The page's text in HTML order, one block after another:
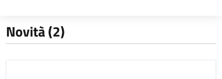
Novità (2)